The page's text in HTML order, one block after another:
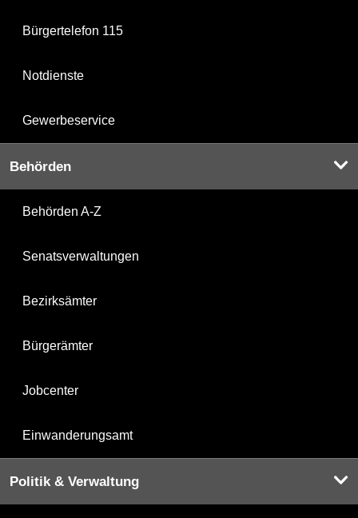
Bürgertelefon 115
Notdienste
Gewerbeservice
Behörden
Behörden A-Z
Senatsverwaltungen
Bezirksämter
Bürgerämter
Jobcenter
Einwanderungsamt
Politik & Verwaltung